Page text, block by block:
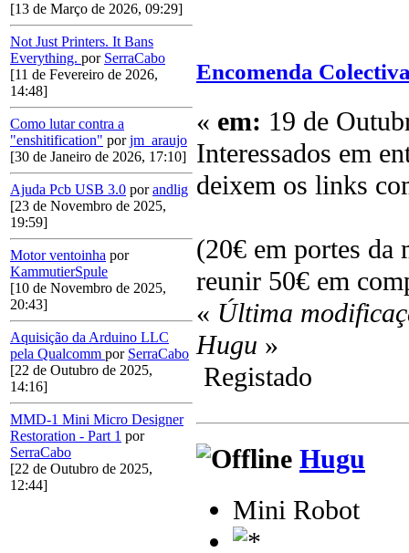
[13 de Março de 2026, 09:29]
Not Just Printers. It Bans
Everything. por SerraCabo
[11 de Fevereiro de 2026,
14:48]
Como lutar contra a
"enshitification" porjm_araujo
[30 de Janeiro de 2026, 17:10]
Ajuda Pcb USB 3.0 porandlig
[23 de Novembro de 2025,
19:59]
Motor ventoinha por
KammutierSpule
[10 de Novembro de 2025,
20:43]
Aquisição da Arduino LLC
pela Qualcomm por SerraCabo
[22 de Outubro de 2025,
14:16]
MMD-1 Mini Micro Designer
Restoration - Part 1 por
SerraCabo
[22 de Outubro de 2025,
12:44]
Encomenda
« em: 19 de
Interessados em
deixem os links
(20€ em portes da
reunir 50€ em
« Última
Hugu »
Registado
Hugu
Mini Robot